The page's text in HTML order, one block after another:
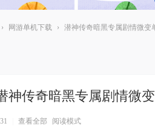
› 网游单机下载 › 潜神传奇暗黑专属剧情微变
神传奇暗黑专属剧情微
查看全部 阅读模式